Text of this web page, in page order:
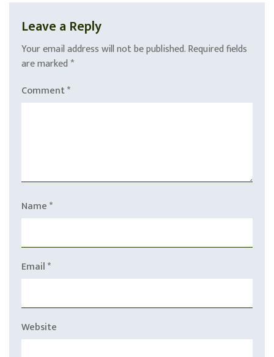
Leave a Reply
Your email address will not be published.Required fields
are marked *
Comment*
Name*
Email*
Website